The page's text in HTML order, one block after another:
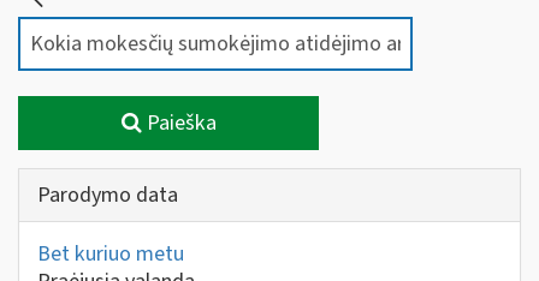
Paieška
Parodymo data
Bet kuriuo metu